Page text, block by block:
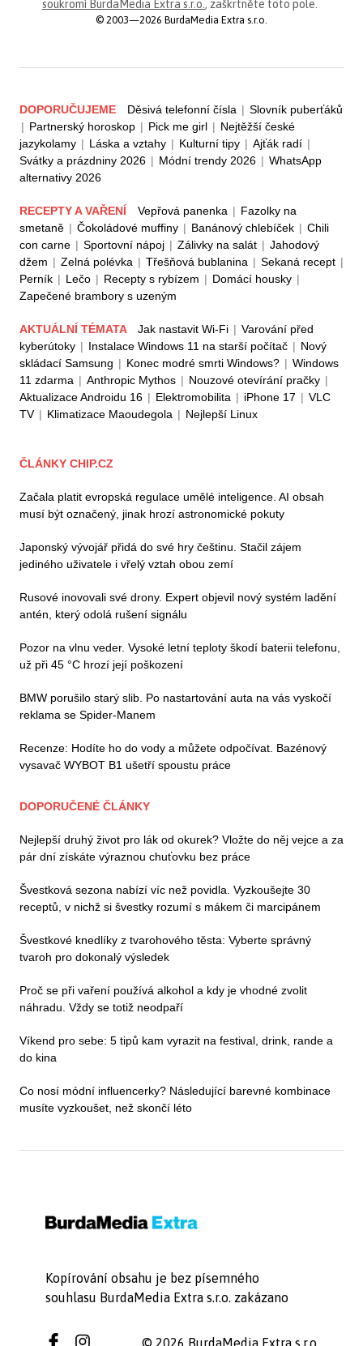
soukromí BurdaMedia Extra s.r.o., zaškrtněte toto pole.
© 2003—2026 BurdaMedia Extra s.r.o.
DOPORUČUJEME Děsivá telefonní čísla | Slovník puberťáků
| Partnerský horoskop | Pick me girl | Nejtěžší české
jazykolamy | Láska a vztahy | Kulturní tipy | Ajťák radí |
Svátky a prázdniny 2026 | Módní trendy 2026 | WhatsApp
alternativy 2026
RECEPTY A VAŘENÍ Vepřová panenka | Fazolky na
smetaně | Čokoládové muffiny | Banánový chlebíček | Chili
con carne | Sportovní nápoj | Zálivky na salát | Jahodový
džem | Zelná polévka | Třešňová bublanina | Sekaná recept |
Perník | Lečo | Recepty s rybízem | Domácí housky |
Zapečené brambory s uzeným
AKTUÁLNÍ TÉMATA Jak nastavit Wi-Fi | Varování před
kyberútoky | Instalace Windows 11 na starší počítač | Nový
skládací Samsung | Konec modré smrti Windows? | Windows
11 zdarma | Anthropic Mythos | Nouzové otevírání pračky |
Aktualizace Androidu 16 | Elektromobilita | iPhone 17 | VLC
TV | Klimatizace Maoudegola | Nejlepší Linux
ČLÁNKY CHIP.CZ
Začala platit evropská regulace umělé inteligence. AI obsah
musí být označený, jinak hrozí astronomické pokuty
Japonský vývojář přidá do své hry češtinu. Stačil zájem
jediného uživatele i vřelý vztah obou zemí
Rusové inovovali své drony. Expert objevil nový systém ladění
antén, který odolá rušení signálu
Pozor na vlnu veder. Vysoké letní teploty škodí baterii telefonu,
už při 45 °C hrozí její poškození
BMW porušilo starý slib. Po nastartování auta na vás vyskočí
reklama se Spider-Manem
Recenze: Hodíte ho do vody a můžete odpočívat. Bazénový
vysavač WYBOT B1 ušetří spoustu práce
DOPORUČENÉ ČLÁNKY
Nejlepší druhý život pro lák od okurek? Vložte do něj vejce a za
pár dní získáte výraznou chuťovku bez práce
Švestková sezona nabízí víc než povidla. Vyzkoušejte 30
receptů, v nichž si švestky rozumí s mákem či marcipánem
Švestkové knedlíky z tvarohového těsta: Vyberte správný
tvaroh pro dokonalý výsledek
Proč se při vaření používá alkohol a kdy je vhodné zvolit
náhradu. Vždy se totiž neodpaří
Víkend pro sebe: 5 tipů kam vyrazit na festival, drink, rande a
do kina
Co nosí módní influencerky? Následující barevné kombinace
musíte vyzkoušet, než skončí léto
Kopírování obsahu je bez písemného
souhlasu BurdaMedia Extra s.r.o. zakázano
© 2026 BurdaMedia Extra s.r.o.